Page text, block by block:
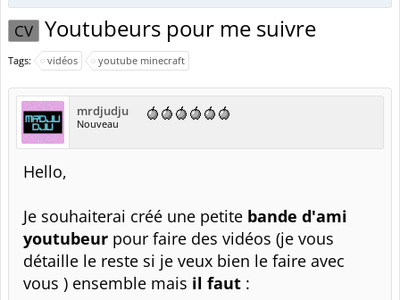
CV Youtubeurs pour me suivre
Tags: vidéos youtube minecraft
mrdjudju
Nouveau
Hello,
Je souhaiterai créé une petite bande d'ami
youtubeur pour faire des vidéos (je vous
détaille le reste si je veux bien le faire avec
vous ) ensemble mais il faut :